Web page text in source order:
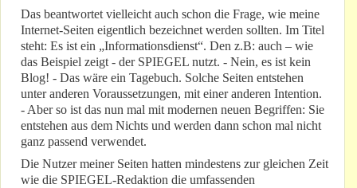
Das beantwortet vielleicht auch schon die Frage, wie meine
Internet-Seiten eigentlich bezeichnet werden sollten. Im Titel
steht: Es ist ein „Informationsdienst“. Den z.B: auch – wie
das Beispiel zeigt - der SPIEGEL nutzt. - Nein, es ist kein
Blog! - Das wäre ein Tagebuch. Solche Seiten entstehen
unter anderen Voraussetzungen, mit einer anderen Intention.
- Aber so ist das nun mal mit modernen neuen Begriffen: Sie
entstehen aus dem Nichts und werden dann schon mal nicht
ganz passend verwendet.
Die Nutzer meiner Seiten hatten mindestens zur gleichen Zeit
wie die SPIEGEL-Redaktion die umfassenden